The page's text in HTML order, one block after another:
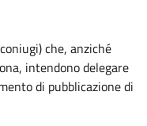
che, anziché
intendono delegare
di pubblicazione di